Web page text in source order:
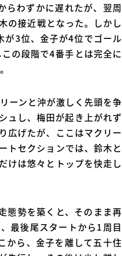
らわずかに遅れたが、翌周
の接近戦となった。しかし
が3位、金子が4位でゴール
の段階で4番手とは完全に
ーンと沖が激しく先頭を争
ュし、梅田が起き上がれず
広げたが、ここはマクリー
トセクションでは、鈴木と
けは悠々とトップを快走し
態勢を築くと、そのまま再
最後尾スタートから1周目
から、金子を離して五十住